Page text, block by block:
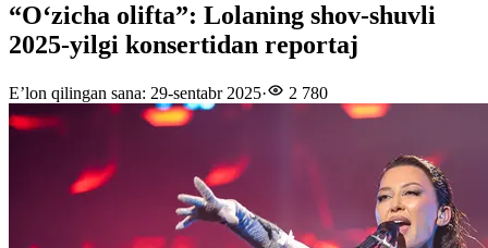
“O‘zicha olifta”: Lolaning shov-shuvli
2025-yilgi konsertidan reportaj
E’lon qilingan sana: 29-sentabr 2025· 2 780